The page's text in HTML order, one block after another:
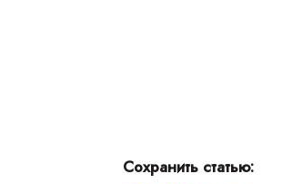
Сохранить статью: